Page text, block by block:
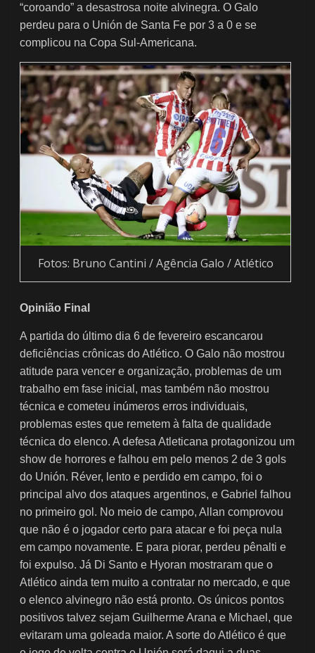
“coroando” a desastrosa noite alvinegra. O Galo
perdeu para o Unión de Santa Fe por 3 a 0 e se
complicou na Copa Sul-Americana.
Fotos: Bruno Cantini / Agência Galo / Atlético
Opinião Final
A partida do último dia 6 de fevereiro escancarou
deficiências crônicas do Atlético. O Galo não mostrou
atitude para vencer e organização, problemas de um
trabalho em fase inicial, mas também não mostrou
técnica e cometeu inúmeros erros individuais,
problemas estes que remetem à falta de qualidade
técnica do elenco. A defesa Atleticana protagonizou um
show de horrores e falhou em pelo menos 2 de 3 gols
do Unión. Réver, lento e perdido em campo, foi o
principal alvo dos ataques argentinos, e Gabriel falhou
no primeiro gol. No meio de campo, Allan comprovou
que não é o jogador certo para atacar e foi peça nula
em campo novamente. E para piorar, perdeu pênalti e
foi expulso. Já Di Santo e Hyoran mostraram que o
Atlético ainda tem muito a contratar no mercado, e que
o elenco alvinegro não está pronto. Os únicos pontos
positivos talvez sejam Guilherme Arana e Michael, que
evitaram uma goleada maior. A sorte do Atlético é que